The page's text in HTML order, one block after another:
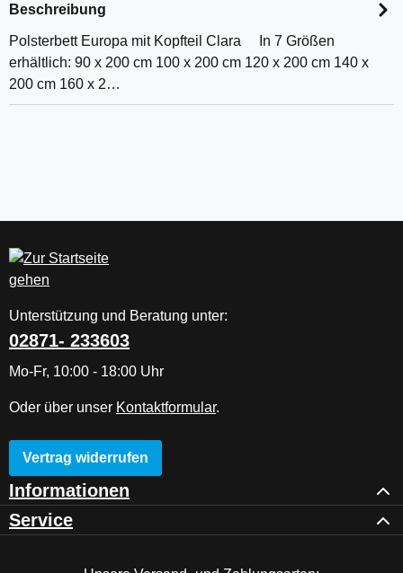
Beschreibung
Polsterbett Europa mit Kopfteil Clara In 7 Größen
erhältlich: 90 x 200 cm 100 x 200 cm 120 x 200 cm 140 x
200 cm 160 x 2…
Unterstützung und Beratung unter:
02871- 233603
Mo-Fr, 10:00 - 18:00 Uhr
Oder über unser Kontaktformular.
Vertrag widerrufen
Informationen
Service